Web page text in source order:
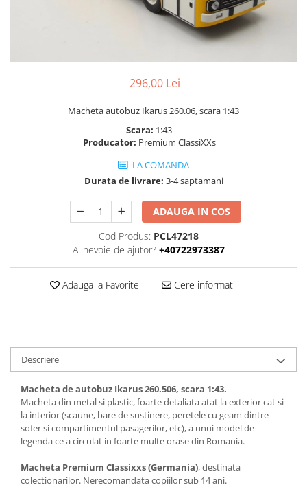
296,00 Lei
Macheta autobuz Ikarus 260.06, scara 1:43
Scara: 1:43
Producator: Premium ClassiXXs
LA COMANDA
Durata de livrare: 3-4 saptamani
ADAUGA IN COS
Cod Produs: PCL47218
Ai nevoie de ajutor? +40722973387
Adauga la Favorite Cere informatii
Descriere
Macheta de autobuz Ikarus 260.506, scara 1:43.
Macheta din metal si plastic, foarte detaliata atat la exterior cat si
la interior (scaune, bare de sustinere, peretele cu geam dintre
sofer si compartimentul pasagerilor, etc), a unui model de
legenda ce a circulat in foarte multe orase din Romania.
Macheta Premium Classixxs (Germania), destinata
colectionarilor. Nerecomandata copiilor sub 14 ani.